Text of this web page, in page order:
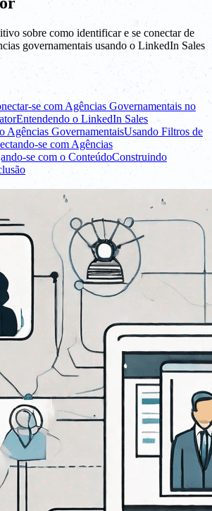
sobre como identificar e se conectar de
governamentais usando o LinkedIn Sales
se com Agências Governamentais no
Entendendo o LinkedIn Sales
Agências GovernamentaisUsando Filtros de
se com Agências
se com o ConteúdoConstruindo